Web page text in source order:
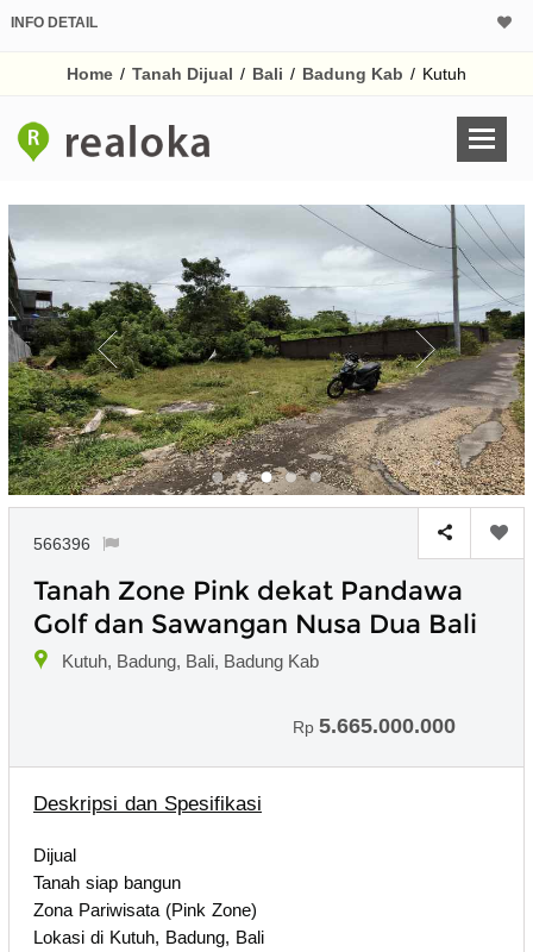
INFO DETAIL
Home / Tanah Dijual / Bali / Badung Kab / Kutuh
566396
Tanah Zone Pink dekat Pandawa
Golf dan Sawangan Nusa Dua Bali
Kutuh, Badung, Bali, Badung Kab
Rp 5.665.000.000
Deskripsi dan Spesifikasi
Dijual
Tanah siap bangun
Zona Pariwisata (Pink Zone)
Lokasi di Kutuh, Badung, Bali
Untuk hasil simulasi
pada kotak-
Simpan